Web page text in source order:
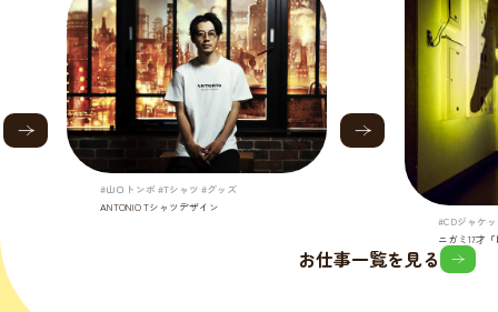
#山口トンボ #Tシャツ #グッズ
ANTONIO Tシャツデザイン
#CDジャケ
ニガミ17才
お仕事一覧を見る